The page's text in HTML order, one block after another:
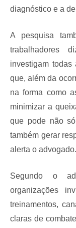
diagnóstico e a
A pesquisa
trabalhadores
investigam todas
que, além da
na forma como
minimizar a
que pode não
também gerar
alerta o advogado.
Segundo o
organizações
treinamentos,
claras de